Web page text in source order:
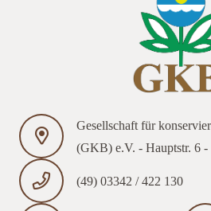
Gesellschaft für
(GKB) e.V. - Hauptstr. 6 -
(49) 03342 / 422 130